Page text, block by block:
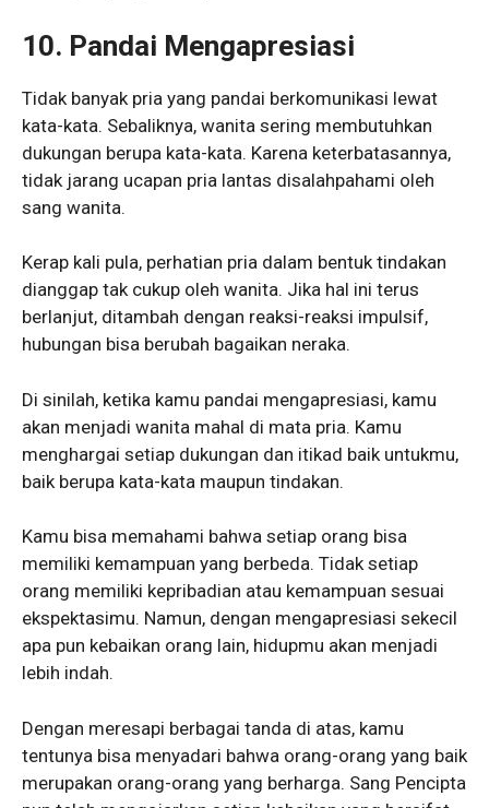
10. Pandai Mengapresiasi
Tidak banyak pria yang pandai berkomunikasi lewat
kata-kata. Sebaliknya, wanita sering membutuhkan
dukungan berupa kata-kata. Karena keterbatasannya,
tidak jarang ucapan pria lantas disalahpahami oleh
sang wanita.
Kerap kali pula, perhatian pria dalam bentuk tindakan
dianggap tak cukup oleh wanita. Jika hal ini terus
berlanjut, ditambah dengan reaksi-reaksi impulsif,
hubungan bisa berubah bagaikan neraka.
Di sinilah, ketika kamu pandai mengapresiasi, kamu
akan menjadi wanita mahal di mata pria. Kamu
menghargai setiap dukungan dan itikad baik untukmu,
baik berupa kata-kata maupun tindakan.
Kamu bisa memahami bahwa setiap orang bisa
memiliki kemampuan yang berbeda. Tidak setiap
orang memiliki kepribadian atau kemampuan sesuai
ekspektasimu. Namun, dengan mengapresiasi sekecil
apa pun kebaikan orang lain, hidupmu akan menjadi
lebih indah.
Dengan meresapi berbagai tanda di atas, kamu
tentunya bisa menyadari bahwa orang-orang yang baik
merupakan orang-orang yang berharga. Sang Pencipta